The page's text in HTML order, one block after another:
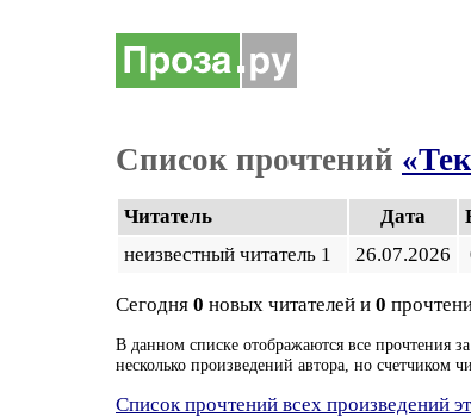
Список прочтений
Читатель Дата
неизвестный читатель 1
26.07.2026
Сегодня 0 новых читателей и 0
В данном списке отображаются все прочтения
несколько произведений автора, но счетчиком
Список прочтений всех произведений